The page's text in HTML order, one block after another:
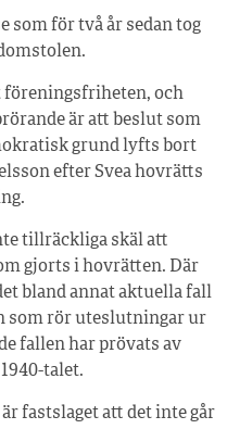
som för två år sedan tog
föreningsfriheten, och
är att beslut som
grund lyfts bort
efter Svea hovrätts
tillräckliga skäl att
gjorts i hovrätten. Där
bland annat aktuella fall
som rör uteslutningar ur
fallen har prövats av
talet.
fastslaget att det inte går